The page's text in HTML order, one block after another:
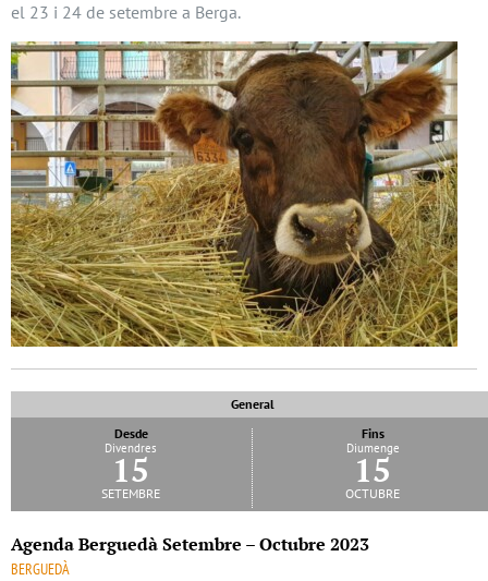
el 23 i 24 de setembre a Berga.
General
Desde
Divendres
15
setembre
Fins
Diumenge
15
octubre
Agenda Berguedà Setembre – Octubre 2023
BERGUEDÀ